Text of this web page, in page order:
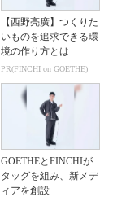
【西野亮廣】つくりた
いものを追求できる環
境の作り方とは
PR(FINCHI on GOETHE)
GOETHEとFINCHIが
タッグを組み、新メデ
ィアを創設